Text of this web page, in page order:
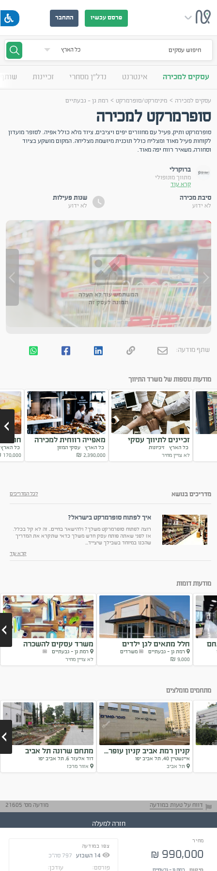
פרסם עכשיו התחבר
חיפוש עסקים
עסקים למכירה אינטרנט נדל"ן מסחרי זכיינות
מחיר
990,000
₪
צפו במודעה
14 השבוע 797סה"כ
פורסם:
עודכן:
עסקים למכירה > מינימרקט/סופרמרקט > רמת גן - גבעתיים
סופרמרקט למכירה
סופרמרקט ותיק, פעיל עם מחזורים יפים ויציבים, ציוד מלא כולל אפיה. לסופר מועדון
לקוחות פעיל מאוד ומצליח כולל תוכנית מיושמת מצליחה. המקום מושקע בציוד
וסחורה, משאיר רווח יפה מאוד.
ברוקרלי
מתווך מונופולי
קרא עוד
סיבת מכירה
לא ידוע
שנות פעילות
לא ידוע
המשתמש עוד לא העלה
תמונה לעסק זה
שתף מודעה:
מודעות נוספות של משרד התיווך
זכיינים לתיווך עסקי
במותג המוביל
כל הארץ זיכיונות
לא צויין מחיר
מאפייה רווחית למכירה
במרכז הארץ
כל הארץ עסקי המזון
2,390,000
₪
כל
170,000
מדריכים בנושא לכל המדריכים
איך לפתוח סופרמרקט בישראל?
רוצה לפתוח סופרמרקט משלך? ולהישאר בחיים.. זה לא קל בכלל.
אז לפני שאתה פותח עסק חדש משלך כדאי שתקרא את המדריך
שהכנו במיוחד בשבילך שיצייד...
קרא עוד
מודעות דומות
חלל מתאים לגן ילדים
רמת גן - גבעתיים
משרדים
9,000 ₪
משרד עסקים להשכרה
רמת גן - גבעתיים
לא צויין מחיר
מתחמים מומלצים
קניון רמת אביב קניון עופר...
איינשטיין 40, תל אביב יפו
תל אביב
מתחם שרונה תל אביב
דוד אלעזר 6, תל אביב יפו
אזור מרכז
דווח על טעות במודעה מודעה מס' 21605
חזרה למעלה
טיפים ליזמים
התייעצו עם בעלי
נסיון
התקשרו בצורה